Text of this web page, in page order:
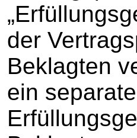
der
Beklagten
ein